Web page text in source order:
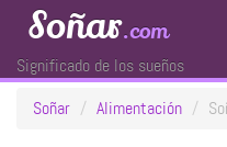
Soñar.com
Significado de los sueños
Soñar
Alimentación